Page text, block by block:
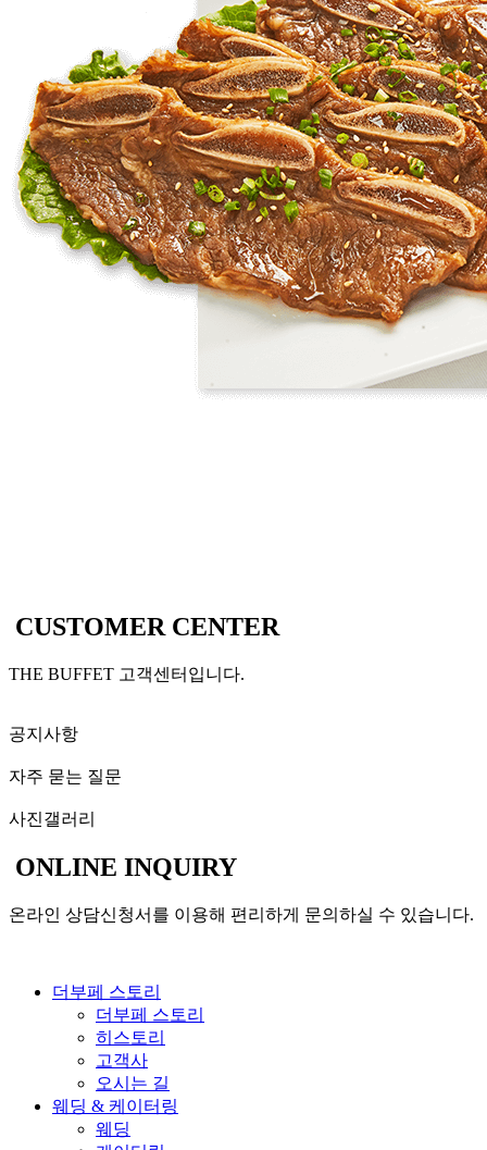
CUSTOMER CENTER
THE BUFFET 고객센터입니다.
공지사항
자주 묻는 질문
사진갤러리
ONLINE INQUIRY
온라인 상담신청서를 이용해 편리하게 문의하실 수 있습니다.
더부페 스토리
더부페 스토리
히스토리
고객사
오시는 길
웨딩 & 케이터링
웨딩